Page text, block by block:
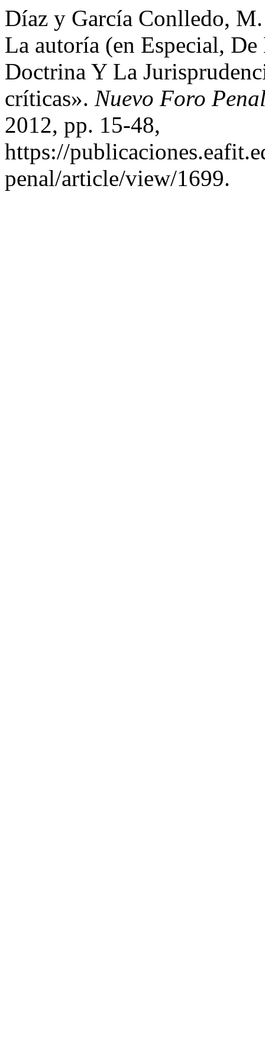
Díaz y García Conlledo,
La autoría (en Especial,
Doctrina Y La
críticas». Nuevo Foro
2012, pp. 15-48,
https://
penal/article/view/1699.